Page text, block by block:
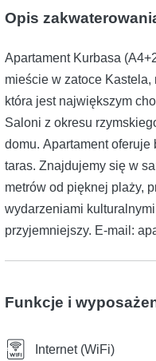
Opis
Apartament Kurbasa
mieście w zatoce Kastela,
która jest największym
Saloni z okresu
domu. Apartament oferuje
taras. Znajdujemy się w
metrów od pięknej plaży,
wydarzeniami
przyjemniejszy. E-mail:
Funkcje i
Internet (WiFi)